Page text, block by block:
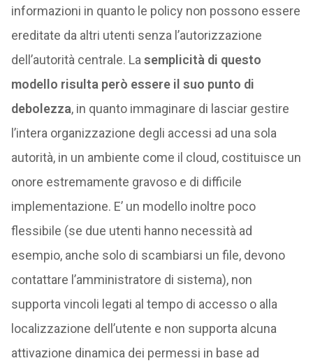
informazioni in quanto le policy non possono essere
ereditate da altri utenti senza l’autorizzazione
dell’autorità centrale. La semplicità di questo
modello risulta però essere il suo punto di
debolezza, in quanto immaginare di lasciar gestire
l’intera organizzazione degli accessi ad una sola
autorità, in un ambiente come il cloud, costituisce un
onore estremamente gravoso e di difficile
implementazione. E’ un modello inoltre poco
flessibile (se due utenti hanno necessità ad
esempio, anche solo di scambiarsi un file, devono
contattare l’amministratore di sistema), non
supporta vincoli legati al tempo di accesso o alla
localizzazione dell’utente e non supporta alcuna
attivazione dinamica dei permessi in base ad